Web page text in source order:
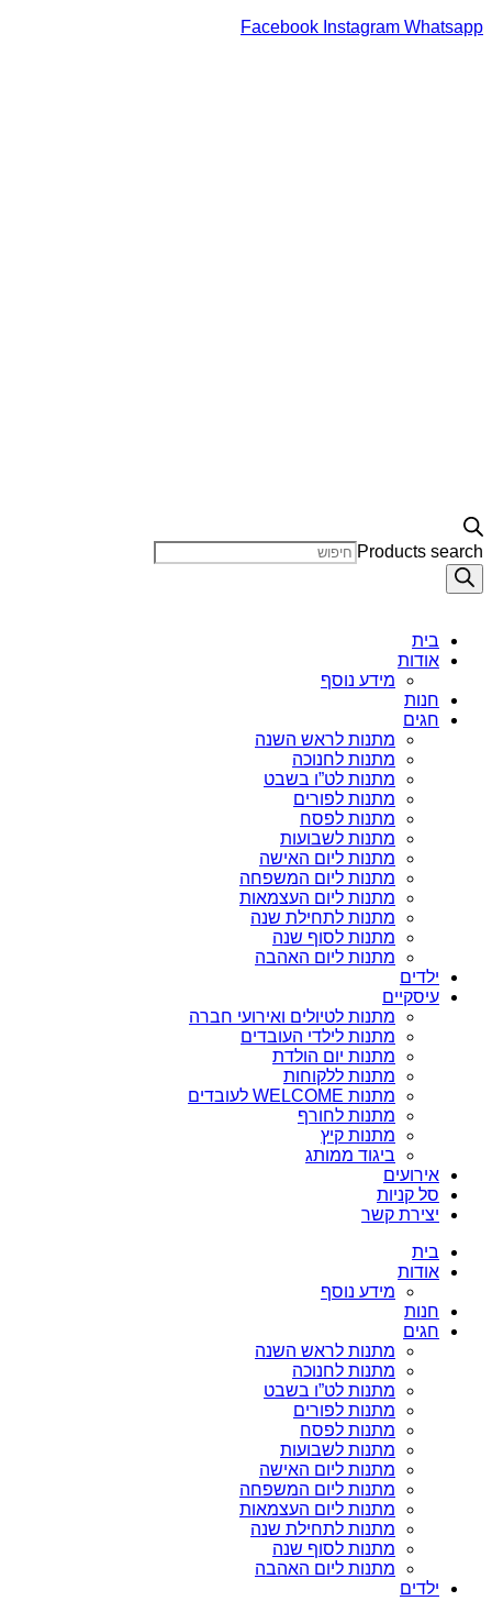
Facebook Instagram Whatsapp
Products search
בית
אודות
מידע נוסף
חנות
חגים
מתנות לראש השנה
מתנות לחנוכה
מתנות לט”ו בשבט
מתנות לפורים
מתנות לפסח
מתנות לשבועות
מתנות ליום האישה
מתנות ליום המשפחה
מתנות ליום העצמאות
מתנות לתחילת שנה
מתנות לסוף שנה
מתנות ליום האהבה
ילדים
עיסקיים
מתנות לטיולים ואירועי חברה
מתנות לילדי העובדים
מתנות יום הולדת
מתנות ללקוחות
מתנות WELCOME לעובדים
מתנות לחורף
מתנות קיץ
ביגוד ממותג
אירועים
סל קניות
יצירת קשר
בית
אודות
מידע נוסף
חנות
חגים
מתנות לראש השנה
מתנות לחנוכה
מתנות לט”ו בשבט
מתנות לפורים
מתנות לפסח
מתנות לשבועות
מתנות ליום האישה
מתנות ליום המשפחה
מתנות ליום העצמאות
מתנות לתחילת שנה
מתנות לסוף שנה
מתנות ליום האהבה
ילדים